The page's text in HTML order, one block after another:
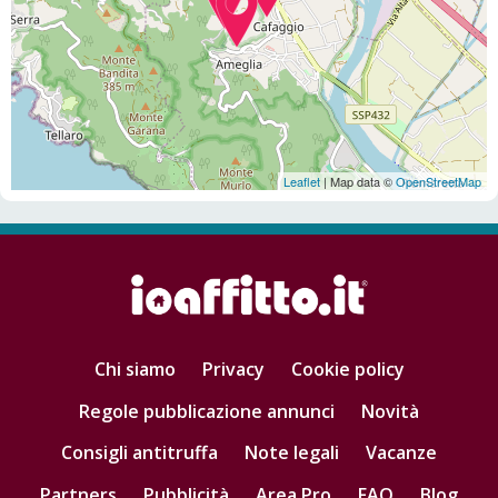
Leaflet | Map data ©OpenStreetMap
Chi siamo Privacy
Cookie policy
Regole pubblicazione annunci
Novità
Consigli antitruffa
Note legali
Vacanze